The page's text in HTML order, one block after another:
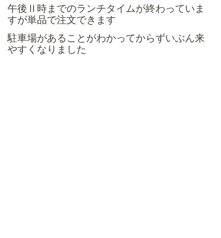
午後Ⅱ時までのランチタイムが終わっていま
すが単品で注文できます
駐車場があることがわかってからずいぶん来
やすくなりました